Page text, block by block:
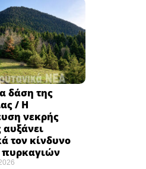
δάση της
/ Η
νεκρής
αυξάνει
τον κίνδυνο